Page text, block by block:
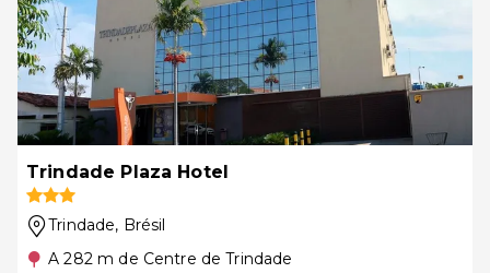
Trindade Plaza Hotel
Trindade, Brésil
A 282 m de Centre de Trindade